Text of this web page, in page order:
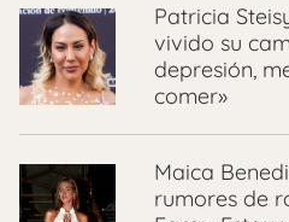
Patricia
vivido su
depresión,
comer»
Maica
rumores de